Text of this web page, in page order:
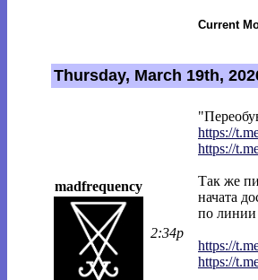
Current
Thursday, March 19th,
madfrequency
2:34p
https://
https://
Так же
начата
по
https://
https://